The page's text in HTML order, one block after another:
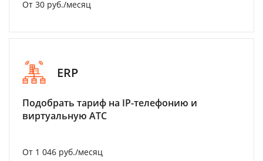
От 30 руб./месяц
ERP
Подобрать тариф на IP-телефонию и
виртуальную АТС
От 1 046 руб./месяц